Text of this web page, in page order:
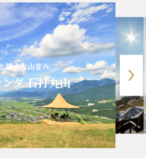
雄大な山並み
ダ 石打丸山